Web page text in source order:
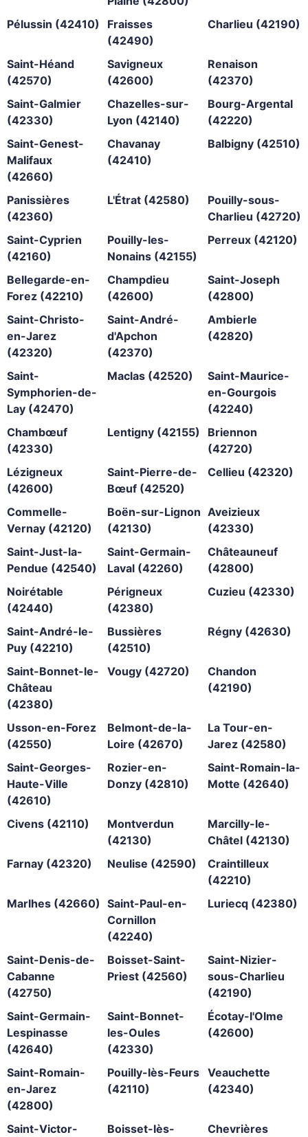
Pélussin (42410)
Fraisses
(42490)
Charlieu (42190)
Saint-Héand
(42570)
Savigneux
(42600)
Renaison
(42370)
Saint-Galmier
(42330)
Chazelles-sur-
Lyon (42140)
Bourg-Argental
(42220)
Saint-Genest-
Malifaux
(42660)
Chavanay
(42410)
Balbigny (42510)
Panissières
(42360)
L'Étrat (42580)
Pouilly-sous-
Charlieu (42720)
Saint-Cyprien
(42160)
Pouilly-les-
Nonains (42155)
Perreux (42120)
Bellegarde-en-
Forez (42210)
Champdieu
(42600)
Saint-Joseph
(42800)
Saint-Christo-
en-Jarez
(42320)
Saint-André-
d'Apchon
(42370)
Ambierle
(42820)
Saint-
Symphorien-de-
Lay (42470)
Maclas (42520)
Saint-Maurice-
en-Gourgois
(42240)
Chambœuf
(42330)
Lentigny (42155)
Briennon
(42720)
Lézigneux
(42600)
Saint-Pierre-de-
Bœuf (42520)
Cellieu (42320)
Commelle-
Vernay (42120)
Boën-sur-Lignon
(42130)
Aveizieux
(42330)
Saint-Just-la-
Pendue (42540)
Saint-Germain-
Laval (42260)
Châteauneuf
(42800)
Noirétable
(42440)
Périgneux
(42380)
Cuzieu (42330)
Saint-André-le-
Puy (42210)
Bussières
(42510)
Régny (42630)
Saint-Bonnet-le-
Château
(42380)
Vougy (42720)
Chandon
(42190)
Usson-en-Forez
(42550)
Belmont-de-la-
Loire (42670)
La Tour-en-
Jarez (42580)
Saint-Georges-
Haute-Ville
(42610)
Rozier-en-
Donzy (42810)
Saint-Romain-la-
Motte (42640)
Civens (42110)
Montverdun
(42130)
Marcilly-le-
Châtel (42130)
Farnay (42320)
Neulise (42590)
Craintilleux
(42210)
Marlhes (42660) Saint-Paul-en-
Cornillon
(42240)
Luriecq (42380)
Saint-Denis-de-
Cabanne
(42750)
Boisset-Saint-
Priest (42560)
Saint-Nizier-
sous-Charlieu
(42190)
Saint-Germain-
Lespinasse
(42640)
Saint-Bonnet-
les-Oules
(42330)
Écotay-l'Olme
(42600)
Saint-Romain-
en-Jarez
(42800)
Pouilly-lès-Feurs
(42110)
Veauchette
(42340)
Saint-Victor-
Boisset-lès-
Chevrières